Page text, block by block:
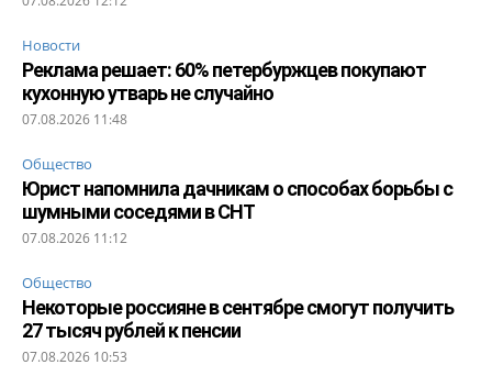
Новости
Реклама решает: 60% петербуржцев покупают
кухонную утварь не случайно
07.08.2026 11:48
Общество
Юрист напомнила дачникам о способах борьбы с
шумными соседями в СНТ
07.08.2026 11:12
Общество
Некоторые россияне в сентябре смогут получить
27 тысяч рублей к пенсии
07.08.2026 10:53